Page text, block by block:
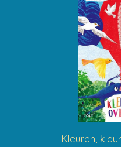
Kleuren,